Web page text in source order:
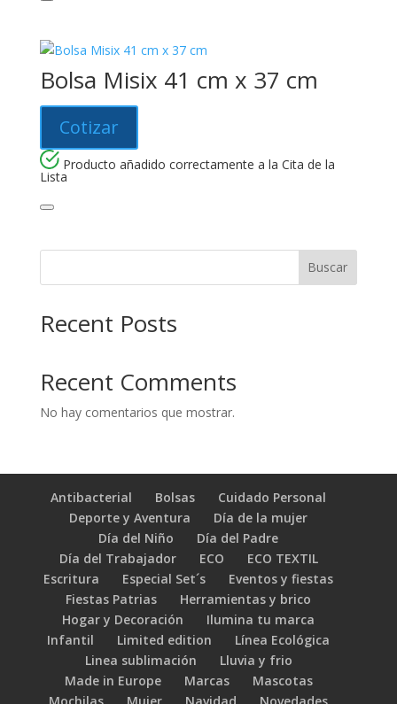
Bolsa Misix 41 cm x 37 cm
Cotizar
Producto añadido correctamente a la Cita de la
Lista
Buscar
Recent Posts
Recent Comments
No hay comentarios que mostrar.
Antibacterial Bolsas
Cuidado Personal
Deporte y Aventura
Día de la mujer
Día del Niño
Día del Padre
Día del Trabajador
ECO
ECO TEXTIL
Escritura
Especial Set´s
Eventos y fiestas
Fiestas Patrias
Herramientas y brico
Hogar y Decoración
Ilumina tu marca
Infantil
Limited edition
Línea Ecológica
Linea sublimación
Lluvia y frio
Made in Europe
Marcas
Mascotas
Mochilas
Mujer Navidad Novedades